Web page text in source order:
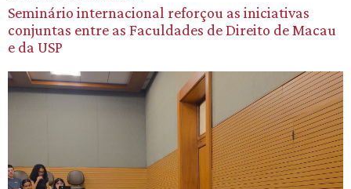
Seminário internacional reforçou as iniciativas
conjuntas entre as Faculdades de Direito de Macau
e da USP